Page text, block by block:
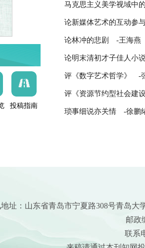
投稿指南
马克思主义美学视域中
论新媒体艺术的互动参
论林冲的悲剧 -王海燕
论明末清初才子佳人小
评《数字艺术哲学》 -
评《资源节约型社会建
琐事细说亦关情 -徐鹏
址：山东省青岛市宁夏路308号青岛
邮政
联系电话